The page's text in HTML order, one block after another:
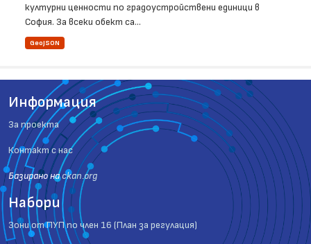
културни ценности по градоустройствени единици в
София. За всеки обект са...
GeoJSON
Информация
За проекта
Контакт с нас
Базиранo наckan.org
Набори
Зони от ПУП по член 16 (План за регулация)